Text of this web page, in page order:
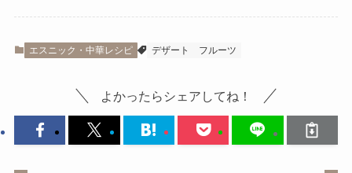
エスニック・中華レシピ デザート フルーツ
よかったらシェアしてね！